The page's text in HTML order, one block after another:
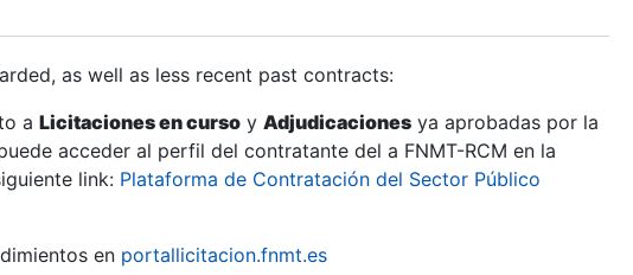
as well as less recent past contracts:
a Licitaciones en curso y Adjudicaciones ya aprobadas por la
acceder al perfil del contratante del a FNMT-RCM en la
link: Plataforma de Contratación del Sector Público
en portallicitacion.fnmt.es